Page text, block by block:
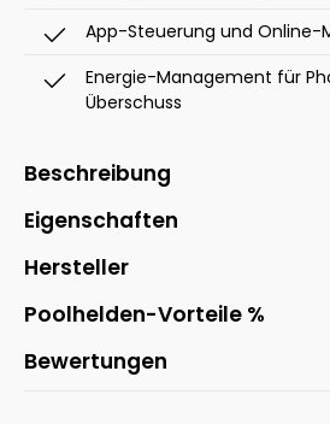
App-Steuerung und Online-
Energie-Management für
Überschuss
Beschreibung
Eigenschaften
Hersteller
Poolhelden-Vorteile %
Bewertungen